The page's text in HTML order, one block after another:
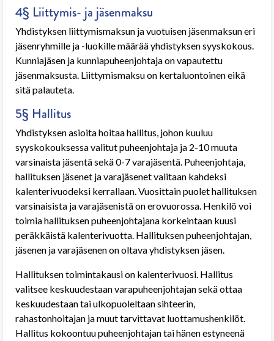
4§ Liittymis- ja jäsenmaksu
Yhdistyksen liittymismaksun ja vuotuisen jäsenmaksun eri
jäsenryhmille ja -luokille määrää yhdistyksen syyskokous.
Kunniajäsen ja kunniapuheenjohtaja on vapautettu
jäsenmaksusta. Liittymismaksu on kertaluontoinen eikä
sitä palauteta.
5§ Hallitus
Yhdistyksen asioita hoitaa hallitus, johon kuuluu
syyskokouksessa valitut puheenjohtaja ja 2-10 muuta
varsinaista jäsentä sekä 0-7 varajäsentä. Puheenjohtaja,
hallituksen jäsenet ja varajäsenet valitaan kahdeksi
kalenterivuodeksi kerrallaan. Vuosittain puolet hallituksen
varsinaisista ja varajäsenistä on erovuorossa. Henkilö voi
toimia hallituksen puheenjohtajana korkeintaan kuusi
peräkkäistä kalenterivuotta. Hallituksen puheenjohtajan,
jäsenen ja varajäsenen on oltava yhdistyksen jäsen.
Hallituksen toimintakausi on kalenterivuosi. Hallitus
valitsee keskuudestaan varapuheenjohtajan sekä ottaa
keskuudestaan tai ulkopuoleltaan sihteerin,
rahastonhoitajan ja muut tarvittavat luottamushenkilöt.
Hallitus kokoontuu puheenjohtajan tai hänen estyneenä